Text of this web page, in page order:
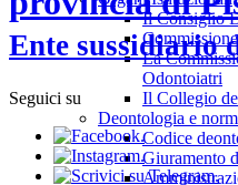
Ente sussidiario
Seguici su
.
.
.
Il Consiglio
La
Odontoiatri
Il Collegio
Deontologia e
Codice
Giuramento